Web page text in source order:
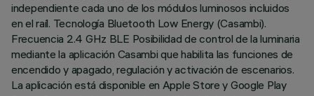
independiente cada uno de los módulos luminosos incluidos
en el raíl. Tecnología Bluetooth Low Energy (Casambi).
Frecuencia 2.4 GHz BLE Posibilidad de control de la luminaria
mediante la aplicación Casambi que habilita las funciones de
encendido y apagado, regulación y activación de escenarios.
La aplicación está disponible en Apple Store y Google Play